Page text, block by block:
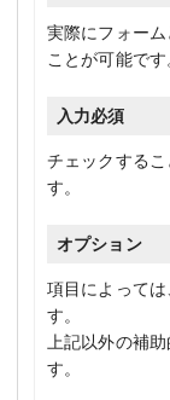
実際にフォー
ことが可能です
入力必須
チェックする
す。
オプション
項目によって
す。
上記以外の補
す。